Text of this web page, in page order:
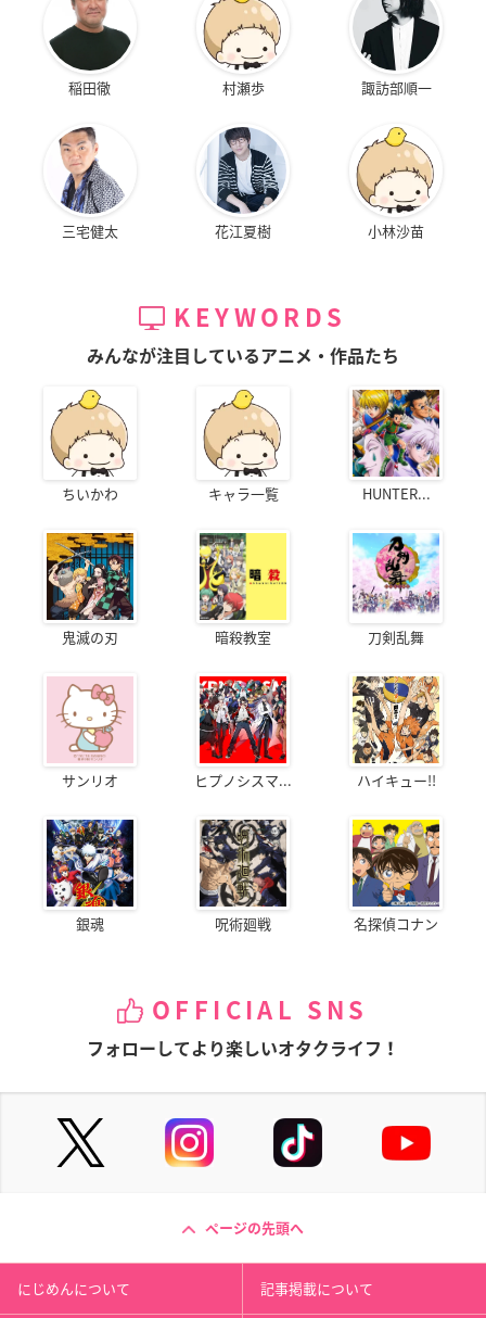
稲田徹 村瀬歩 諏訪部順一
三宅健太 花江夏樹 小林沙苗
KEYWORDS
みんなが注目しているアニメ・作品たち
ちいかわ キャラ一覧 HUNTER...
鬼滅の刃 暗殺教室 刀剣乱舞
サンリオ ヒプノシスマ... ハイキュー!!
銀魂 呪術廻戦 名探偵コナン
OFFICIAL SNS
フォローしてより楽しいオタクライフ！
ページの先頭へ
にじめんについて 記事掲載について